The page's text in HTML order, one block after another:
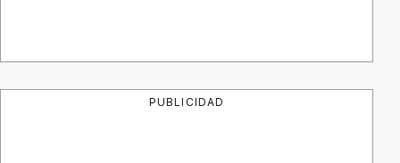
PUBLICIDAD